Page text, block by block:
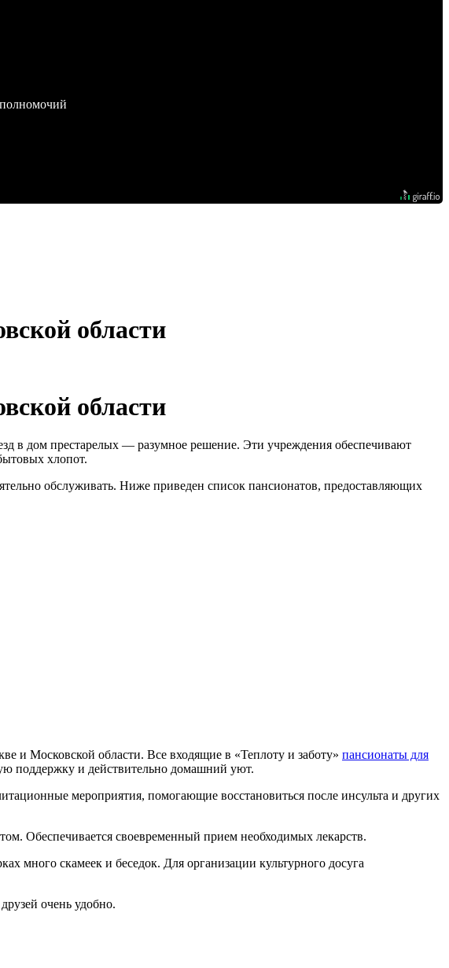
области
области
в дом престарелых — разумное решение. Эти учреждения обеспечивают
хлопот.
обслуживать. Ниже приведен список пансионатов, предоставляющих
и Московской области. Все входящие в «Теплоту и заботу» пансионаты для
поддержку и действительно домашний уют.
мероприятия, помогающие восстановиться после инсульта и других
Обеспечивается своевременный прием необходимых лекарств.
много скамеек и беседок. Для организации культурного досуга
очень удобно.